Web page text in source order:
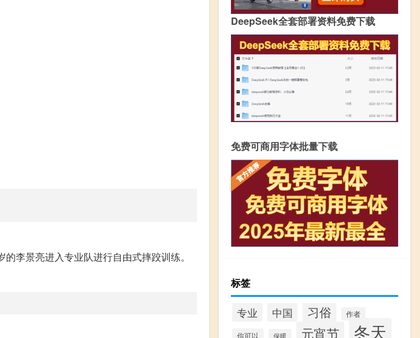
李景亮进入专业队进行自由式摔跤训练。
DeepSeek全套部署资料免费下载
免费可商用字体批量下载
标签
专业 中国 习俗 作者
你可以 保暖 元宵节 冬天